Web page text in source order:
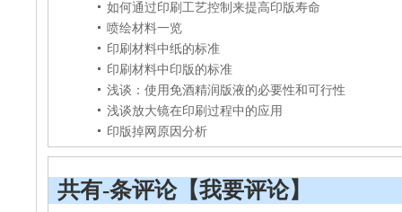
如何通过印刷工艺控制来提高印版寿命
喷绘材料一览
印刷材料中纸的标准
印刷材料中印版的标准
浅谈：使用免酒精润版液的必要性和可行性
浅谈放大镜在印刷过程中的应用
印版掉网原因分析
共有-条评论【我要评论】